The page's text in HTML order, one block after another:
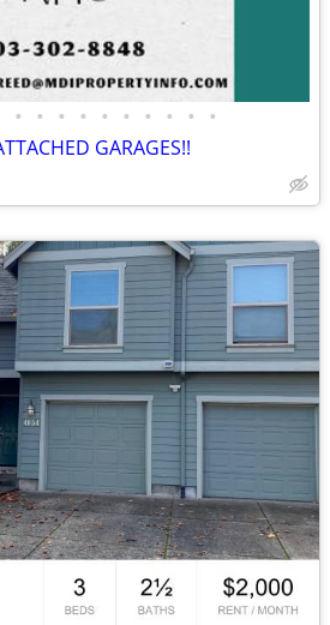
• • • • • • • • • •
GARAGES!!